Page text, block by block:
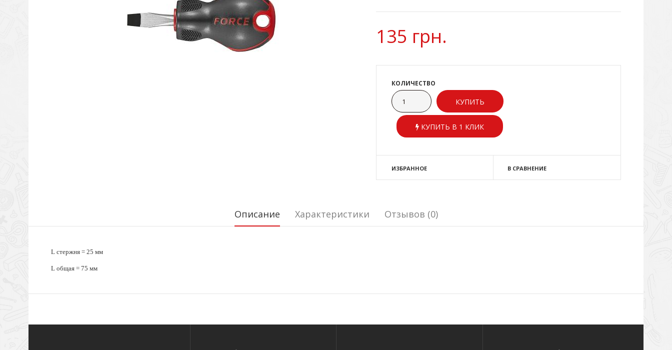
135 грн.
КОЛИЧЕСТВО
КУПИТЬ В 1 КЛИК
ИЗБРАННОЕ В СРАВНЕНИЕ
Описание Характеристики Отзывов (0)
L стержня = 25 мм
L общая = 75 мм